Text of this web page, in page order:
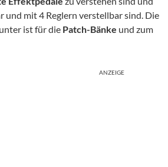
und mit 4 Reglern verstellbar sind. Die
ist für die Patch-Bänke und zum
ANZEIGE